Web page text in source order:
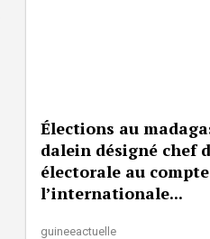
Élections au
dalein désigné chef
électorale au
l’internationale...
guineeactuelle